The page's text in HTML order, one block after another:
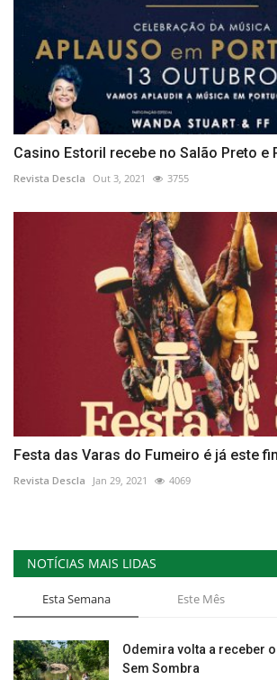
Casino Estoril recebe no Salão Preto e
Revista Descla Out 3, 2021 3755
Festa das Varas do Fumeiro é já este
Revista Descla Jan 29, 2021 4069
NOTÍCIAS MAIS LIDAS
Esta Semana Este Mês
Odemira volta a receber
Sem Sombra